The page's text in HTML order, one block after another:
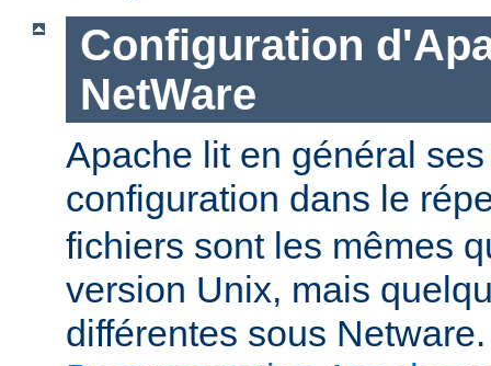
Configuration
NetWare
Apache lit en général
configuration dans le
fichiers sont les mêmes
version Unix, mais
différentes sous